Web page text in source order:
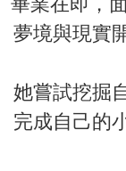
夢境與現實
她嘗試挖掘
完成自己的